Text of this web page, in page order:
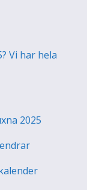
Vi har hela
2025